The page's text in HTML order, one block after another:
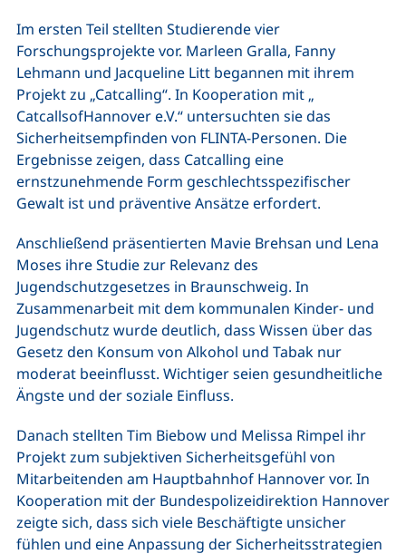
Im ersten Teil stellten Studierende vier
Forschungsprojekte vor. Marleen Gralla, Fanny
Lehmann und Jacqueline Litt begannen mit ihrem
Projekt zu „Catcalling“. In Kooperation mit „
CatcallsofHannover e.V.“ untersuchten sie das
Sicherheitsempfinden von FLINTA-Personen. Die
Ergebnisse zeigen, dass Catcalling eine
ernstzunehmende Form geschlechtsspezifischer
Gewalt ist und präventive Ansätze erfordert.
Anschließend präsentierten Mavie Brehsan und Lena
Moses ihre Studie zur Relevanz des
Jugendschutzgesetzes in Braunschweig. In
Zusammenarbeit mit dem kommunalen Kinder- und
Jugendschutz wurde deutlich, dass Wissen über das
Gesetz den Konsum von Alkohol und Tabak nur
moderat beeinflusst. Wichtiger seien gesundheitliche
Ängste und der soziale Einfluss.
Danach stellten Tim Biebow und Melissa Rimpel ihr
Projekt zum subjektiven Sicherheitsgefühl von
Mitarbeitenden am Hauptbahnhof Hannover vor. In
Kooperation mit der Bundespolizeidirektion Hannover
zeigte sich, dass sich viele Beschäftigte unsicher
fühlen und eine Anpassung der Sicherheitsstrategien